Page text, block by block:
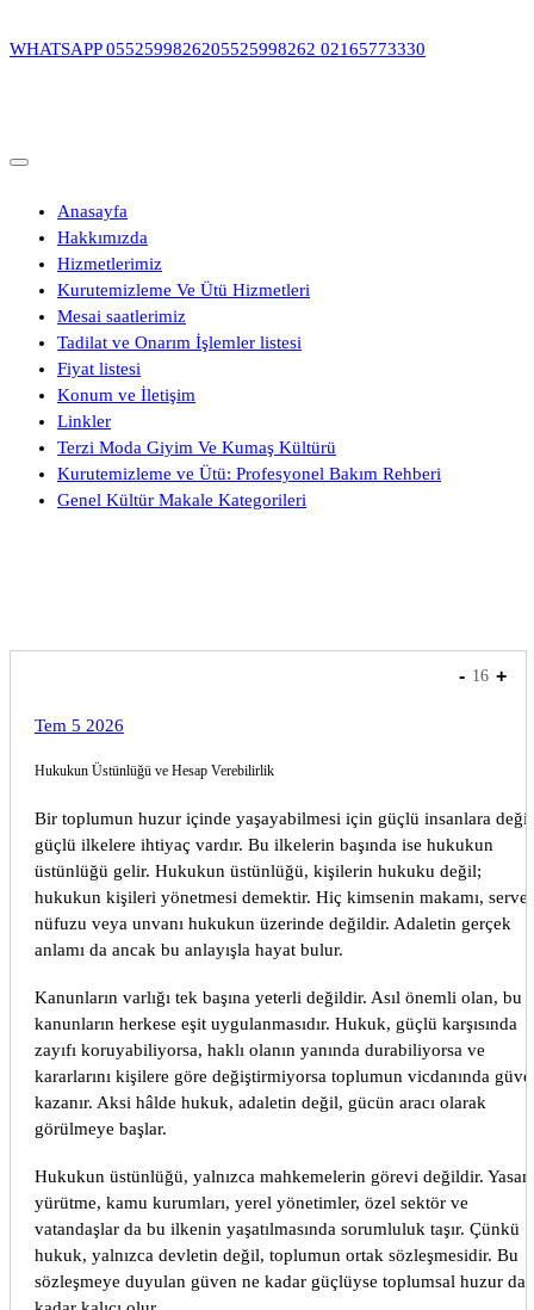
geç
WHATSAPP 0552599826205525998262 02165773330
Anasayfa
Hakkımızda
Hizmetlerimiz
Kurutemizleme Ve Ütü Hizmetleri
Mesai saatlerimiz
Tadilat ve Onarım İşlemler listesi
Fiyat listesi
Konum ve İletişim
Linkler
Terzi Moda Giyim Ve Kumaş Kültürü
Kurutemizleme ve Ütü: Profesyonel Bakım Rehberi
Genel Kültür Makale Kategorileri
Tem 5 2026
Hukukun Üstünlüğü ve Hesap Verebilirlik
Bir toplumun huzur içinde yaşayabilmesi için güçlü insanlara
güçlü ilkelere ihtiyaç vardır. Bu ilkelerin başında ise hukukun
üstünlüğü gelir. Hukukun üstünlüğü, kişilerin hukuku değil;
hukukun kişileri yönetmesi demektir. Hiç kimsenin makamı,
nüfuzu veya unvanı hukukun üzerinde değildir. Adaletin gerçek
anlamı da ancak bu anlayışla hayat bulur.
Kanunların varlığı tek başına yeterli değildir. Asıl önemli olan, bu
kanunların herkese eşit uygulanmasıdır. Hukuk, güçlü karşısında
zayıfı koruyabiliyorsa, haklı olanın yanında durabiliyorsa ve
kararlarını kişilere göre değiştirmiyorsa toplumun vicdanında
kazanır. Aksi hâlde hukuk, adaletin değil, gücün aracı olarak
görülmeye başlar.
Hukukun üstünlüğü, yalnızca mahkemelerin görevi değildir.
yürütme, kamu kurumları, yerel yönetimler, özel sektör ve
vatandaşlar da bu ilkenin yaşatılmasında sorumluluk taşır. Çünkü
hukuk, yalnızca devletin değil, toplumun ortak sözleşmesidir. Bu
sözleşmeye duyulan güven ne kadar güçlüyse toplumsal huzur da
- 16 +